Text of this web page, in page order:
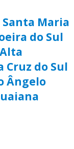
Maria
do Sul
Cruz do Sul
Ângelo